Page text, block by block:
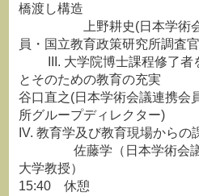
橋渡し構造
上野耕史(日本学術会
員・国立教育政策研究所調査
III. 大学院博士課程修了者
とそのための教育の充実
谷口直之(日本学術会議連携会
所グループディレクター)
IV. 教育学及び教育現場からの
佐藤学（日本学術会議
大学教授）
15:40 休憩